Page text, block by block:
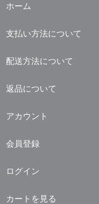
ホーム
支払い方法について
配送方法について
返品について
アカウント
会員登録
ログイン
カートを見る